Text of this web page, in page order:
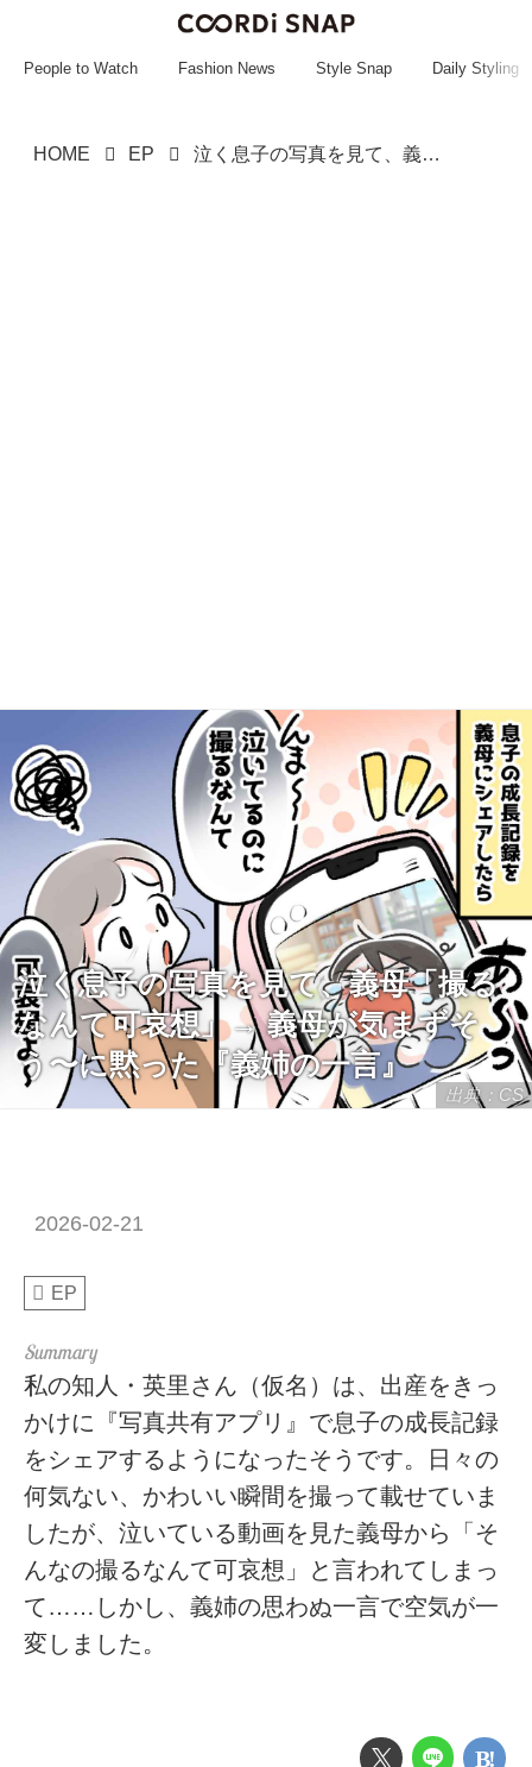
~~~~~~~~~~~
People to Watch Fashion News Style Snap Daily Styling
HOME EP 泣く息子の写真を見て、義母「撮るなんて可哀想」→ 義母が気まずそう〜に黙った『義姉の一言』
出典：CS
泣く息子の写真を見て、義母「撮る
なんて可哀想」→ 義母が気まずそ
う〜に黙った『義姉の一言』
2026-02-21
EP
私の知人・英里さん（仮名）は、出産をきっ
かけに『写真共有アプリ』で息子の成長記録
をシェアするようになったそうです。日々の
何気ない、かわいい瞬間を撮って載せていま
したが、泣いている動画を見た義母から「そ
んなの撮るなんて可哀想」と言われてしまっ
て……しかし、義姉の思わぬ一言で空気が一
変しました。